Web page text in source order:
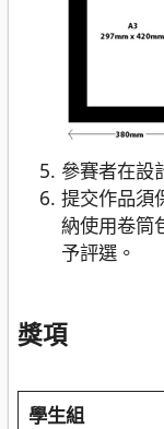
參賽者在設
提交作品須
納使用卷筒
予評選 。
獎項
學生組